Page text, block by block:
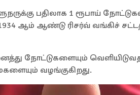
பதிலாக 1 ரூபாய்
ஆம் ஆண்டு ரிசர்வ் வங்கிச்
நோட்டுகளையும்
வழங்குகிறது.